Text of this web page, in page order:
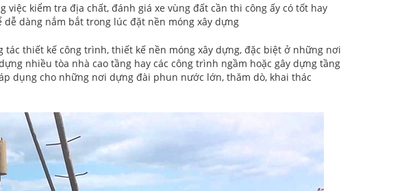
kiểm tra địa chất, đánh giá xe vùng đất cần thi công ấy có tốt hay
dàng nắm bắt trong lúc đặt nền móng xây dựng
thiết kế công trình, thiết kế nền móng xây dựng, đặc biệt ở những nơi
nhiều tòa nhà cao tầng hay các công trình ngầm hoặc gây dựng tầng
dụng cho những nơi dựng đài phun nước lớn, thăm dò, khai thác